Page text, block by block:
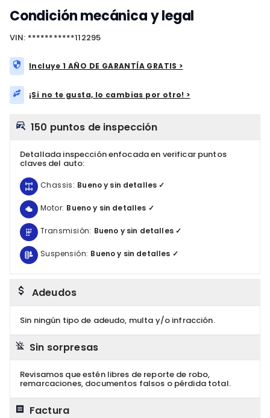
Condición mecánica y legal
VIN: ***********112295
Incluye 1 AÑO DE GARANTÍA GRATIS >
¡Si no te gusta, lo cambias por otro! >
150 puntos de inspección
Detallada inspección enfocada en verificar puntos
claves del auto:
Chassis: Bueno y sin detalles ✓
Motor: Bueno y sin detalles ✓
Transmisión: Bueno y sin detalles ✓
Suspensión: Bueno y sin detalles ✓
Adeudos
Sin ningún tipo de adeudo, multa y/o infracción.
Sin sorpresas
Revisamos que estén libres de reporte de robo,
remarcaciones, documentos falsos o pérdida total.
Factura